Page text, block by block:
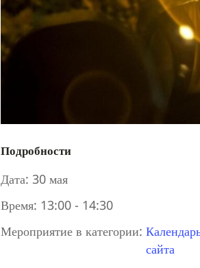
Подробности
Дата: 30 мая
Время: 13:00 - 14:30
Мероприятие в категории:
сайта